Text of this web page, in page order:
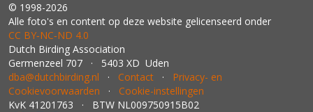
© 1998-2026
Alle foto's en content op deze website gelicenseerd onder
CC BY‑NC‑ND 4.0
Dutch Birding Association
Germenzeel 707 · 5403 XD Uden
dba@dutchbirding.nl · Contact · Privacy- en
Cookievoorwaarden · Cookie-instellingen
KvK 41201763 · BTW NL009750915B02